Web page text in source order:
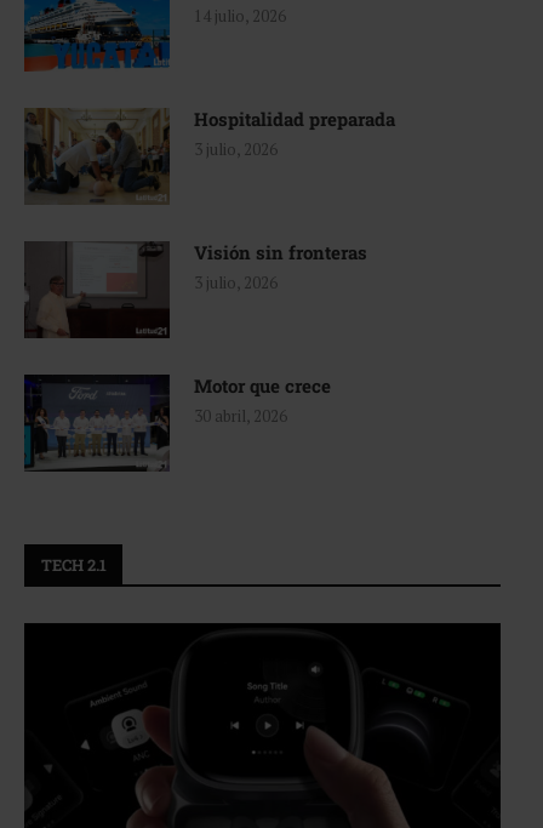
14 julio, 2026
Hospitalidad preparada
3 julio, 2026
Visión sin fronteras
3 julio, 2026
Motor que crece
30 abril, 2026
TECH 2.1